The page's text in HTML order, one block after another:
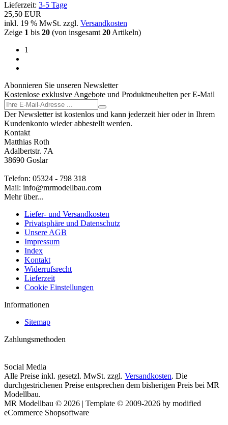
Lieferzeit: 3-5 Tage
25,50 EUR
inkl. 19 % MwSt. zzgl. Versandkosten
Zeige 1 bis 20 (von insgesamt 20 Artikeln)
1
Abonnieren Sie unseren Newsletter
Kostenlose exklusive Angebote und Produktneuheiten per E-Mail
Der Newsletter ist kostenlos und kann jederzeit hier oder in Ihrem
Kundenkonto wieder abbestellt werden.
Kontakt
Matthias Roth
Adalbertstr. 7A
38690 Goslar
Telefon: 05324 - 798 318
Mail: info@mrmodellbau.com
Mehr über...
Liefer- und Versandkosten
Privatsphäre und Datenschutz
Unsere AGB
Impressum
Index
Kontakt
Widerrufsrecht
Lieferzeit
Cookie Einstellungen
Informationen
Sitemap
Zahlungsmethoden
Social Media
Alle Preise inkl. gesetzl. MwSt. zzgl. Versandkosten. Die
durchgestrichenen Preise entsprechen dem bisherigen Preis bei MR
Modellbau.
MR Modellbau © 2026 | Template © 2009-2026 by modified
eCommerce Shopsoftware